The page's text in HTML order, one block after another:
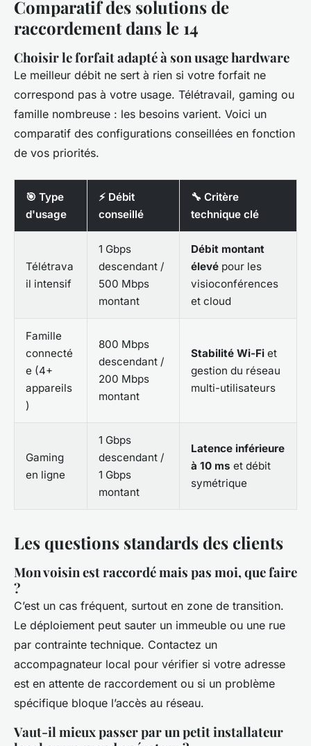
Comparatif des solutions de
raccordement dans le 14
Choisir le forfait adapté à son usage hardware
Le meilleur débit ne sert à rien si votre forfait ne
correspond pas à votre usage. Télétravail, gaming ou
famille nombreuse : les besoins varient. Voici un
comparatif des configurations conseillées en fonction
de vos priorités.
🎯 Type
d'usage
⚡ Débit
conseillé
🔧 Critère
technique clé
Télétrava
il intensif
1 Gbps
descendant /
500 Mbps
montant
Débit montant
élevé pour les
visioconférences
et cloud
Famille
connecté
e (4+
appareils
)
800 Mbps
descendant /
200 Mbps
montant
Stabilité Wi-Fi et
gestion du réseau
multi-utilisateurs
Gaming
en ligne
1 Gbps
descendant /
1 Gbps
montant
Latence inférieure
à 10 ms et débit
symétrique
Les questions standards des clients
Mon voisin est raccordé mais pas moi, que faire
?
C’est un cas fréquent, surtout en zone de transition.
Le déploiement peut sauter un immeuble ou une rue
par contrainte technique. Contactez un
accompagnateur local pour vérifier si votre adresse
est en attente de raccordement ou si un problème
spécifique bloque l’accès au réseau.
Vaut-il mieux passer par un petit installateur